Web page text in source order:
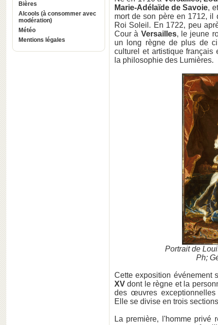
Bières
Alcools (à consommer avec
modération)
Météo
Mentions légales
Marie-Adélaïde de Savoie,
mort de son père en 1712,
Roi Soleil. En 1722, peu
Cour à Versailles, le jeune
un long règne de plus de
culturel et artistique français
la philosophie des Lumières.
Portrait de
Ph;
Cette exposition événement
XV dont le règne et la
des œuvres
Elle se divise en trois
La première, l'homme privé